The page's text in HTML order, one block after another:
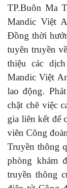
TP.Buôn Ma
Mandic Việt
Đồng thời
tuyên truyền
thiệu các
Mandic Việt
lao động.
chặt chẽ việc
gia liên kết để
viên Công
Truyền thông
phòng khám
truyền thông